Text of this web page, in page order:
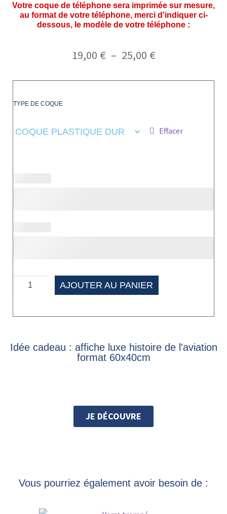
Votre coque de téléphone sera imprimée sur mesure,
au format de votre téléphone, merci d'indiquer ci-
dessous, le modèle de votre téléphone :
19,00 € – 25,00 €
TYPE DE COQUE
Effacer
AJOUTER AU PANIER
Idée cadeau : affiche luxe histoire de l'aviation
format 60x40cm
JE DÉCOUVRE
Vous pourriez également avoir besoin de :